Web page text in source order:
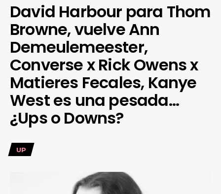
David Harbour para Thom
Browne, vuelve Ann
Demeulemeester,
Converse x Rick Owens x
Matieres Fecales, Kanye
West es una pesada…
¿Ups o Downs?
UP